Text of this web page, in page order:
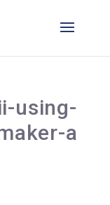
using-
a